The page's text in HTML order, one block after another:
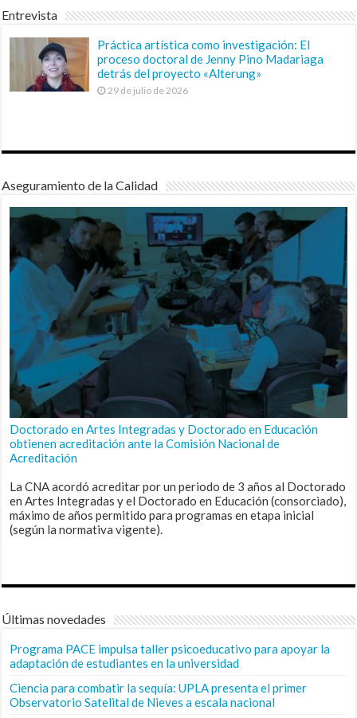
Entrevista
Práctica artística como investigación: El
proceso doctoral de Jenny Pino Madariaga
detrás del proyecto «Alterung»
29 de julio de 2026
Aseguramiento de la Calidad
Doctorado en Artes Integradas y Doctorado en Educación
obtienen acreditación ante la Comisión Nacional de
Acreditación
La CNA acordó acreditar por un periodo de 3 años al Doctorado
en Artes Integradas y el Doctorado en Educación (consorciado),
máximo de años permitido para programas en etapa inicial
(según la normativa vigente).
Últimas novedades
Programa PACE impulsa taller psicoeducativo para apoyar la
adaptación de estudiantes en la universidad
Ciencia para combatir la sequía: UPLA presenta el primer
Observatorio Satelital de Nieves a escala nacional